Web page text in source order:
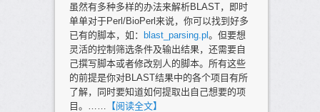
虽然有多种多样的办法来解析BLAST，即时
单单对于Perl/BioPerl来说，你可以找到好多
已有的脚本，如：
blast_parsing.pl 。但要想
灵活的控制筛选条件及输出结果，还需要自
己撰写脚本或者修改别人的脚本。所有这些
的前提是你对BLAST结果中的各个项目有所
了解，同时要知道如何提取出自己想要的项
目。……
【阅读全文】